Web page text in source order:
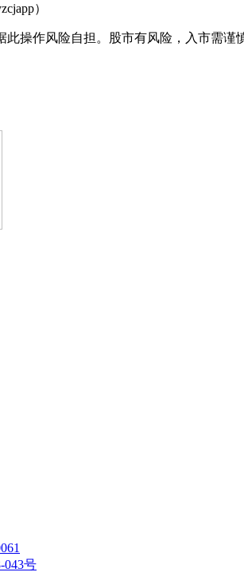
）
操作风险自担。股市有风险，入市需谨
043号